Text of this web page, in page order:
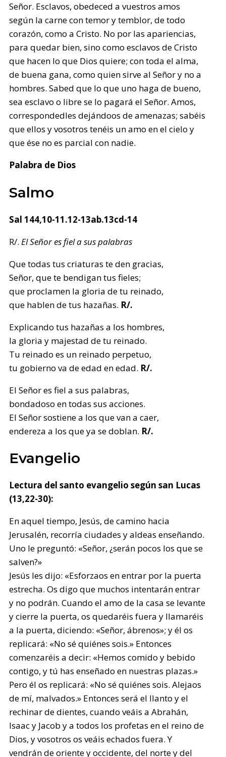
Señor. Esclavos, obedeced a vuestros amos
según la carne con temor y temblor, de todo
corazón, como a Cristo. No por las apariencias,
para quedar bien, sino como esclavos de Cristo
que hacen lo que Dios quiere; con toda el alma,
de buena gana, como quien sirve al Señor y no a
hombres. Sabed que lo que uno haga de bueno,
sea esclavo o libre se lo pagará el Señor. Amos,
correspondedles dejándoos de amenazas; sabéis
que ellos y vosotros tenéis un amo en el cielo y
que ése no es parcial con nadie.
Palabra de Dios
Salmo
Sal 144,10-11.12-13ab.13cd-14
R/.El Señor es fiel a sus palabras
Que todas tus criaturas te den gracias,
Señor, que te bendigan tus fieles;
que proclamen la gloria de tu reinado,
que hablen de tus hazañas. R/.
Explicando tus hazañas a los hombres,
la gloria y majestad de tu reinado.
Tu reinado es un reinado perpetuo,
tu gobierno va de edad en edad. R/.
El Señor es fiel a sus palabras,
bondadoso en todas sus acciones.
El Señor sostiene a los que van a caer,
endereza a los que ya se doblan. R/.
Evangelio
Lectura del santo evangelio según san Lucas
(13,22-30):
En aquel tiempo, Jesús, de camino hacia
Jerusalén, recorría ciudades y aldeas enseñando.
Uno le preguntó: «Señor, ¿serán pocos los que se
salven?»
Jesús les dijo: «Esforzaos en entrar por la puerta
estrecha. Os digo que muchos intentarán entrar
y no podrán. Cuando el amo de la casa se levante
y cierre la puerta, os quedaréis fuera y llamaréis
a la puerta, diciendo: «Señor, ábrenos»; y él os
replicará: «No sé quiénes sois.» Entonces
comenzaréis a decir: «Hemos comido y bebido
contigo, y tú has enseñado en nuestras plazas.»
Pero él os replicará: «No sé quiénes sois. Alejaos
de mí, malvados.» Entonces será el llanto y el
rechinar de dientes, cuando veáis a Abrahán,
Isaac y Jacob y a todos los profetas en el reino de
Dios, y vosotros os veáis echados fuera. Y
vendrán de oriente y occidente, del norte y del